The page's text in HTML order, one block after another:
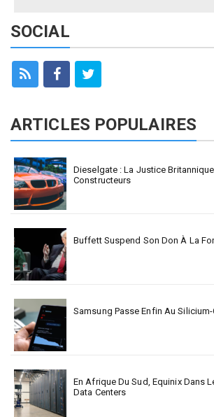
SOCIAL
ARTICLES POPULAIRES
Dieselgate : La Justice
Constructeurs
Buffett Suspend Son Don À La
Samsung Passe Enfin Au
En Afrique Du Sud, Equinix Dans
Data Centers